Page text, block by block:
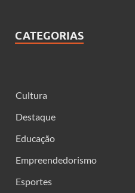
CATEGORIAS
Cultura
Destaque
Educação
Empreendedorismo
Esportes